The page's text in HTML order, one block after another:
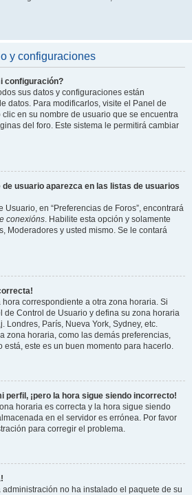
y configuraciones
configuración?
sus datos y configuraciones están
datos. Para modificarlos, visite el Panel de
en su nombre de usuario que se encuentra
del foro. Este sistema le permitirá cambiar
usuario aparezca en las listas de usuarios
Usuario, en “Preferencias de Foros”, encontrará
conexións. Habilite esta opción y solamente
Moderadores y usted mismo. Se le contará
correspondiente a otra zona horaria. Si
de Control de Usuario y defina su zona horaria
Londres, París, Nueva York, Sydney, etc.
zona horaria, como las demás preferencias,
está, este es un buen momento para hacerlo.
perfil, ¡pero la hora sigue siendo incorrecto!
horaria es correcta y la hora sigue siendo
en el servidor es errónea. Por favor
para corregir el problema.
no ha instalado el paquete de su